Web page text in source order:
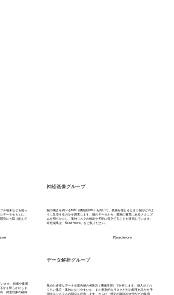
ル端末などを使っ
データをもとに、
発にも取り組んで
ます。組織や集団
かを明らかにしま
、調査対象の確保
神経画像グループ
脳の働きを調べるfMRI（機能的MRI）を用いて、孤独を感じるときに脳がどのよ
うに反応するのかを調査します。脳のデータから、孤独の背景にあるメカニズ
ムを明らかにし、孤独リスクの検出や予防に役立てることを目指しています。
研究成果は「Read more」をご覧ください。
Read more
データ解析グループ
集めた多様なデータを最先端のAI技術（機械学習）で分析します。個人がどれ
くらい孤立・孤独になりやすいか、また将来的なリスクがどの程度あるかを予
測するシステムの開発を目指します。さらに、特定の職場や大学などの集団